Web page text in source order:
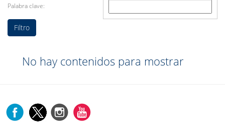
Palabra clave:
No hay contenidos para mostrar